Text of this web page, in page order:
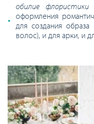
обилие флористики
оформления
для создания
волос), и для арки, и